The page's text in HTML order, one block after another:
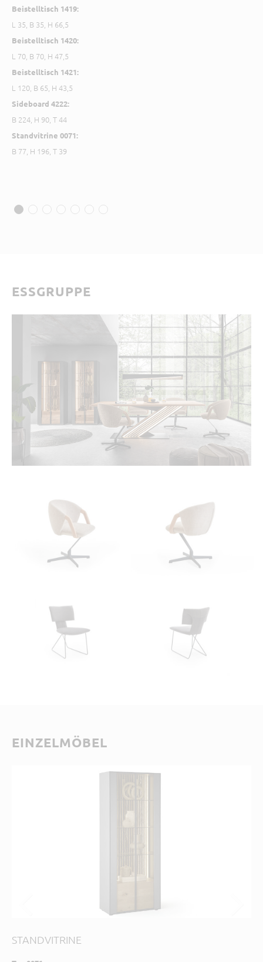
Beistelltisch 1419:
L 35, B 35, H 66,5
Beistelltisch 1420:
L 70, B 70, H 47,5
Beistelltisch 1421:
L 120, B 65, H 43,5
Sideboard 4222:
B 224, H 90, T 44
Standvitrine 0071:
B 77, H 196, T 39
ESSGRUPPE
EINZELMÖBEL
STANDVITRINE